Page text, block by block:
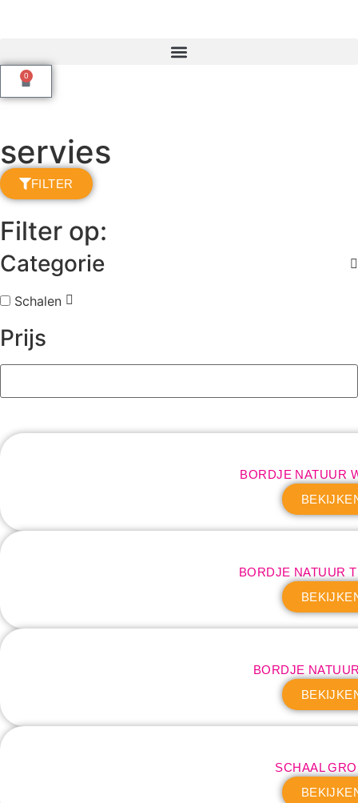
0
servies
FILTER
Filter op:
Categorie
Schalen
Prijs
BORDJE NATUUR
BORDJE NATUUR
BORDJE
SCHAAL